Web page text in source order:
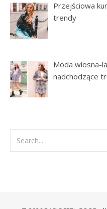
Przejściowa
trendy
Moda wiosna-
nadchodzące